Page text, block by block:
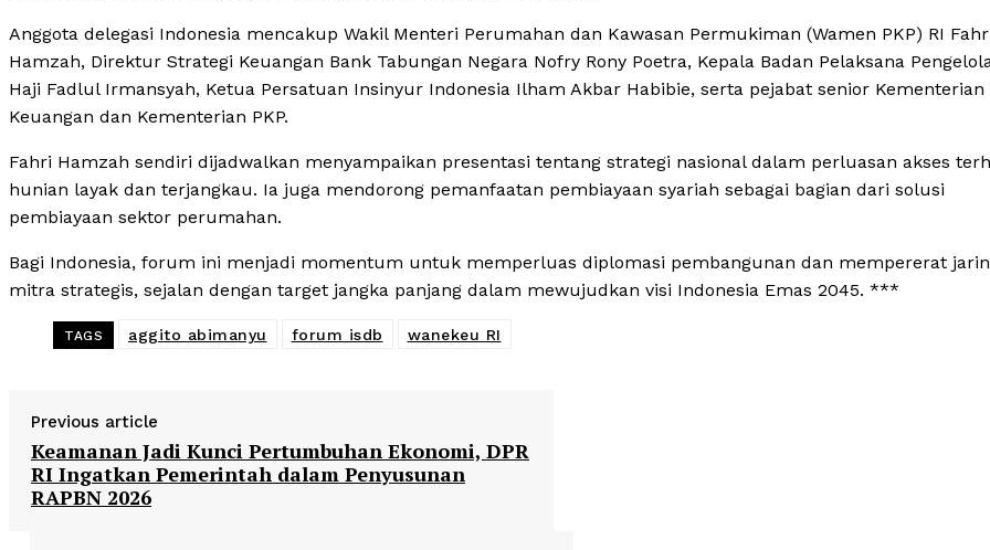
Anggota delegasi Indonesia mencakup Wakil Menteri Perumahan dan Kawasan Permukiman (Wamen PKP) RI
Hamzah, Direktur Strategi Keuangan Bank Tabungan Negara Nofry Rony Poetra, Kepala Badan Pelaksana
Haji Fadlul Irmansyah, Ketua Persatuan Insinyur Indonesia Ilham Akbar Habibie, serta pejabat senior Kementerian
Keuangan dan Kementerian PKP.
Fahri Hamzah sendiri dijadwalkan menyampaikan presentasi tentang strategi nasional dalam perluasan akses
hunian layak dan terjangkau. Ia juga mendorong pemanfaatan pembiayaan syariah sebagai bagian dari solusi
pembiayaan sektor perumahan.
Bagi Indonesia, forum ini menjadi momentum untuk memperluas diplomasi pembangunan dan mempererat
mitra strategis, sejalan dengan target jangka panjang dalam mewujudkan visi Indonesia Emas 2045. ***
TAGS aggito abimanyu forum isdb wanekeu RI
Previous article
Keamanan Jadi Kunci Pertumbuhan Ekonomi, DPR
RI Ingatkan Pemerintah dalam Penyusunan
RAPBN 2026